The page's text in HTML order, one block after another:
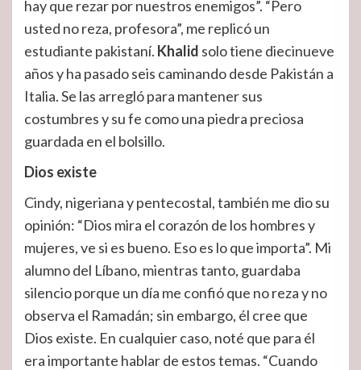
hay que rezar por nuestros enemigos”. “Pero
usted no reza, profesora”, me replicó un
estudiante pakistaní. Khalid solo tiene diecinueve
años y ha pasado seis caminando desde Pakistán a
Italia. Se las arregló para mantener sus
costumbres y su fe como una piedra preciosa
guardada en el bolsillo.
Dios existe
Cindy, nigeriana y pentecostal, también me dio su
opinión: “Dios mira el corazón de los hombres y
mujeres, ve si es bueno. Eso es lo que importa”. Mi
alumno del Líbano, mientras tanto, guardaba
silencio porque un día me confió que no reza y no
observa el Ramadán; sin embargo, él cree que
Dios existe. En cualquier caso, noté que para él
era importante hablar de estos temas. “Cuando